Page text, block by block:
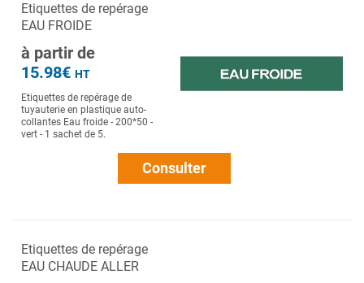
Etiquettes de repérage
EAU FROIDE
à partir de
15.98€ HT
Etiquettes de repérage de
tuyauterie en plastique auto-
collantes Eau froide - 200*50 -
vert - 1 sachet de 5.
Consulter
Etiquettes de repérage
EAU CHAUDE ALLER